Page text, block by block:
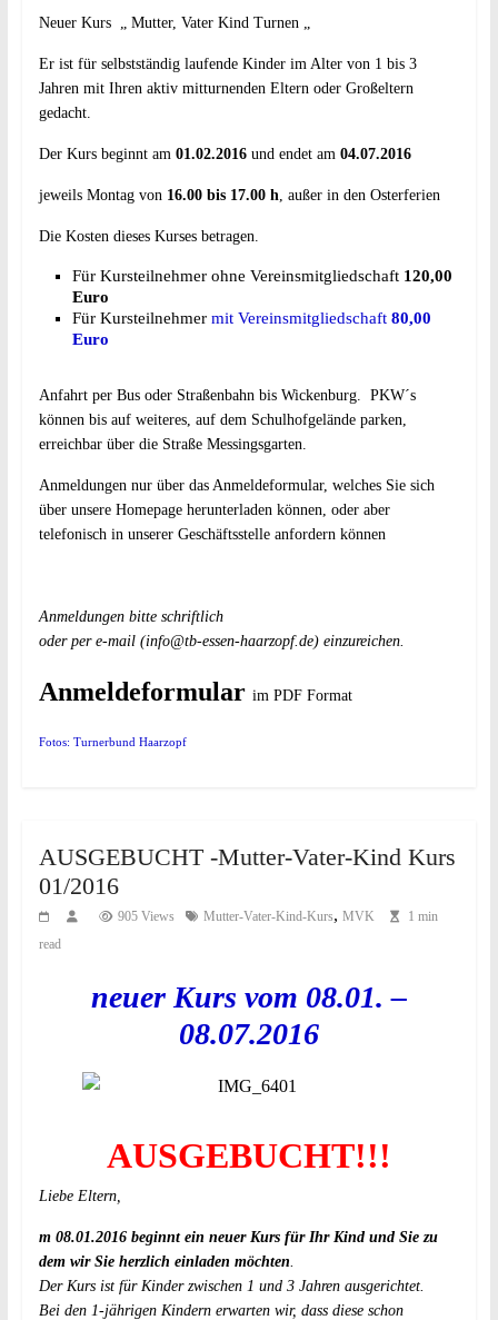
Neuer Kurs „ Mutter, Vater Kind Turnen „
Er ist für selbstständig laufende Kinder im Alter von 1 bis 3
Jahren mit Ihren aktiv mitturnenden Eltern oder Großeltern
gedacht.
Der Kurs beginnt am 01.02.2016und endet am 04.07.2016
jeweils Montag von 16.00 bis 17.00 h, außer in den Osterferien
Die Kosten dieses Kurses betragen.
Für Kursteilnehmer ohne Vereinsmitgliedschaft 120,00
Euro
Für Kursteilnehmermit Vereinsmitgliedschaft 80,00
Euro
Anfahrt per Bus oder Straßenbahn bis Wickenburg. PKW´s
können bis auf weiteres, auf dem Schulhofgelände parken,
erreichbar über die Straße Messingsgarten.
Anmeldungen nur über das Anmeldeformular, welches Sie sich
über unsere Homepage herunterladen können, oder aber
telefonisch in unserer Geschäftsstelle anfordern können
Anmeldungen bitte schriftlich
oder per e-mail (info@tb-essen-haarzopf.de) einzureichen.
Anmeldeformular im PDF Format
Fotos: Turnerbund Haarzopf
AUSGEBUCHT -Mutter-Vater-Kind Kurs
01/2016
905 Views Mutter-Vater-Kind-Kurs, MVK
1 min
read
neuer Kurs vom 08.01. –
08.07.2016
AUSGEBUCHT!!!
Liebe Eltern,
m 08.01.2016 beginnt ein neuer Kurs für Ihr Kind und Sie zu
dem wir Sie herzlich einladen möchten.
Der Kurs ist für Kinder zwischen 1 und 3 Jahren ausgerichtet.
Bei den 1-jährigen Kindern erwarten wir, dass diese schon